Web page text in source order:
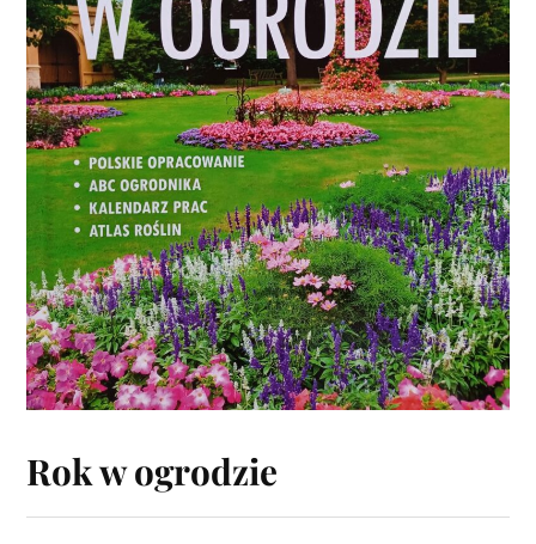
Rok w ogrodzie